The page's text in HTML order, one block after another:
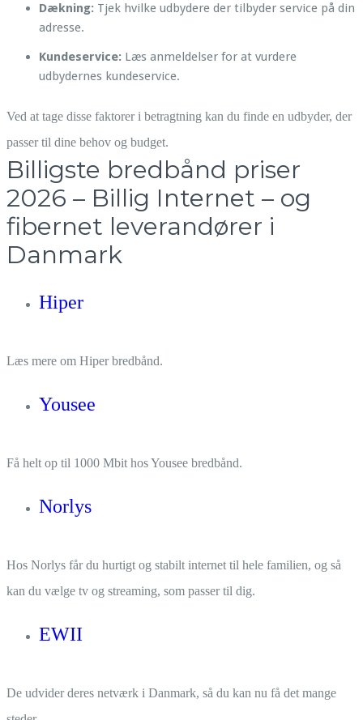
Dækning: Tjek hvilke udbydere der tilbyder service på din
adresse.
Kundeservice: Læs anmeldelser for at vurdere
udbydernes kundeservice.
Ved at tage disse faktorer i betragtning kan du finde en udbyder, der
passer til dine behov og budget.
Billigste bredbånd priser
2026 – Billig Internet – og
fibernet leverandører i
Danmark
Hiper
Læs mere om Hiper bredbånd.
Yousee
Få helt op til 1000 Mbit hos Yousee bredbånd.
Norlys
Hos Norlys får du hurtigt og stabilt internet til hele familien, og så
kan du vælge tv og streaming, som passer til dig.
EWII
De udvider deres netværk i Danmark, så du kan nu få det mange